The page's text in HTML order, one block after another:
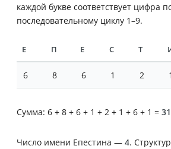
каждой букве соответствует цифра
последовательному циклу 1–9.
Е П Е С Т
6 8 6 1 2 1
Сумма: 6 + 8 + 6 + 1 + 2 + 1 + 6 + 1 = 31
Число имени Епестина — 4.